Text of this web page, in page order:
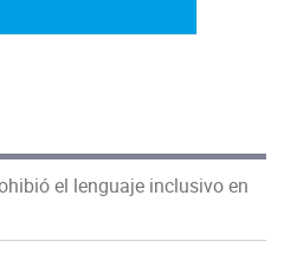
el lenguaje inclusivo en